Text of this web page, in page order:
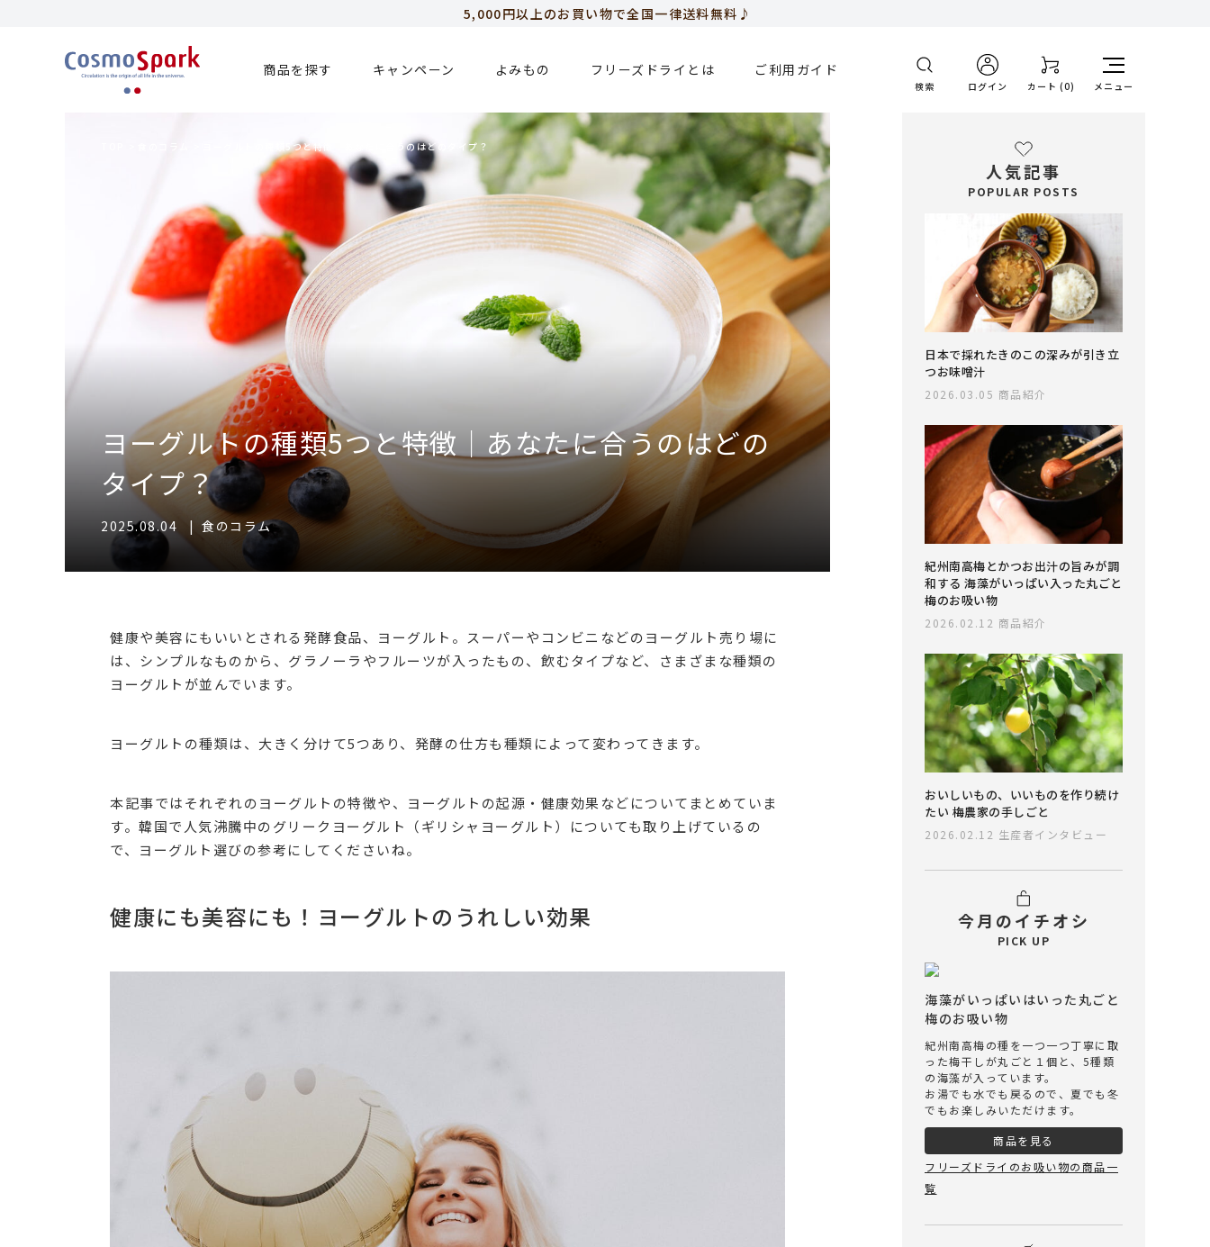
5,000円以上のお買い物で全国一律送料無料♪
商品を探す
キャンペーン よみもの フリーズドライとは ご利用ガイド
検索 ログイン カート (0) メニュー
ヨーグルトの種類5つと特徴｜あなたに合うのはどのタイプ？
ヨーグルトの種類5つと特徴｜あなたに合うのはどの
タイプ？
2025.08.04 | 食のコラム
健康や美容にもいいとされる発酵食品、ヨーグルト。スーパーやコンビニなどのヨーグルト売り場に
は、シンプルなものから、グラノーラやフルーツが入ったもの、飲むタイプなど、さまざまな種類の
ヨーグルトが並んでいます。
ヨーグルトの種類は、大きく分けて5つあり、発酵の仕方も種類によって変わってきます。
本記事ではそれぞれのヨーグルトの特徴や、ヨーグルトの起源・健康効果などについてまとめていま
す。韓国で人気沸騰中のグリークヨーグルト（ギリシャヨーグルト）についても取り上げているの
で、ヨーグルト選びの参考にしてくださいね。
健康にも美容にも！ヨーグルトのうれしい効果
人気記事
POPULAR POSTS
日本で採れたきのこの深みが引き立
つお味噌汁
2026.03.05 商品紹介
紀州南高梅とかつお出汁の旨みが調
和する 海藻がいっぱい入った丸ごと
梅のお吸い物
2026.02.12 商品紹介
おいしいもの、いいものを作り続け
たい 梅農家の手しごと
2026.02.12 生産者インタビュー
今月のイチオシ
PICK UP
海藻がいっぱいはいった丸ごと
梅のお吸い物
紀州南高梅の種を一つ一つ丁寧に取
った梅干しが丸ごと１個と、5種類
の海藻が入っています。
お湯でも水でも戻るので、夏でも冬
でもお楽しみいただけます。
商品を見る
フリーズドライのお吸い物の商品一
覧